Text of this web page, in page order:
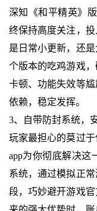
深知《和平精英》
终保持高度关注，
是日常小更新，还
个版本的吃鸡游戏，
卡顿、功能失效等
依赖，稳定发挥。
3、自带防封系统，
玩家最担心的莫过
app为你彻底解决这
系统，通过模拟正
段，巧妙避开游戏